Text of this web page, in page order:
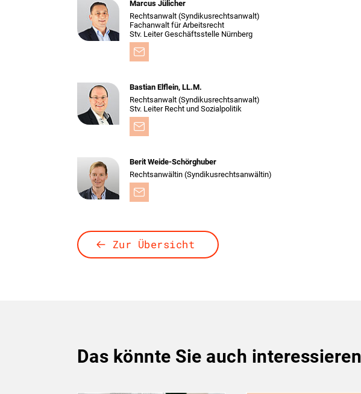
Marcus Jülicher
Rechtsanwalt (Syndikusrechtsanwalt)
Fachanwalt für Arbeitsrecht
Stv. Leiter Geschäftsstelle Nürnberg
Bastian Elflein, LL.M.
Rechtsanwalt (Syndikus­rechtsanwalt)
Stv. Leiter Recht und Sozialpolitik
Berit Weide-Schörghuber
Rechtsanwältin (Syndikusrechtsanwältin)
Zur Übersicht
Das könnte Sie auch interessieren